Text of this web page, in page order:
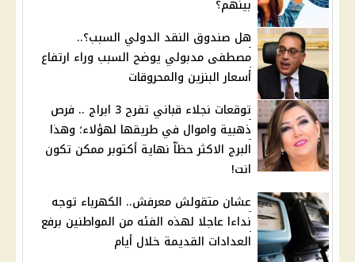
بينهم؟
هل صندوق النقد الدولي السبب؟..
مصطفى مدبولي يوضح السبب وراء ارتفاع
أسعار البنزين والمحروقات
توقعات نجلاء قباني تفرح 3 ابراج .. فرص
ذهبية واموال في طريقها لهؤلاء؛ وهذا
البرج الاكثر حظاّ نهاية أكتوبر ممكن تكون
انت!
عشان متقولش معرفش.. الكهرباء توجه
نداءا عاجلا لهذه الفئه من المواطنين برفع
العدادات القديمة خلال أيام